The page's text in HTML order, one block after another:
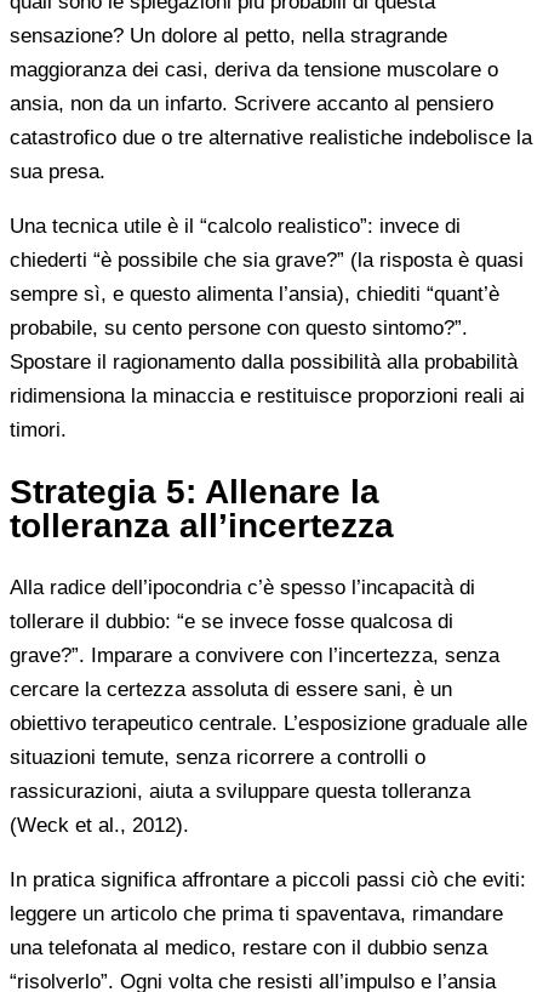
sensazione? Un dolore al petto, nella stragrande
maggioranza dei casi, deriva da tensione muscolare o
ansia, non da un infarto. Scrivere accanto al pensiero
catastrofico due o tre alternative realistiche indebolisce la
sua presa.
Una tecnica utile è il “calcolo realistico”: invece di
chiederti “è possibile che sia grave?” (la risposta è quasi
sempre sì, e questo alimenta l’ansia), chiediti “quant’è
probabile, su cento persone con questo sintomo?”.
Spostare il ragionamento dalla possibilità alla probabilità
ridimensiona la minaccia e restituisce proporzioni reali ai
timori.
Strategia 5: Allenare la
tolleranza all’incertezza
Alla radice dell’ipocondria c’è spesso l’incapacità di
tollerare il dubbio: “e se invece fosse qualcosa di
grave?”. Imparare a convivere con l’incertezza, senza
cercare la certezza assoluta di essere sani, è un
obiettivo terapeutico centrale. L’esposizione graduale alle
situazioni temute, senza ricorrere a controlli o
rassicurazioni, aiuta a sviluppare questa tolleranza
(Weck et al., 2012).
In pratica significa affrontare a piccoli passi ciò che eviti:
leggere un articolo che prima ti spaventava, rimandare
una telefonata al medico, restare con il dubbio senza
“risolverlo”. Ogni volta che resisti all’impulso e l’ansia